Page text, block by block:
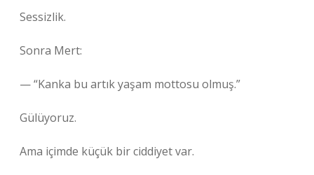
Sessizlik.
Sonra Mert:
— “Kanka bu artık yaşam mottosu olmuş.”
Gülüyoruz.
Ama içimde küçük bir ciddiyet var.